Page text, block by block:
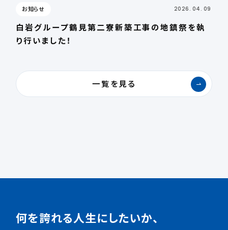
お知らせ 2026. 04. 09
白岩グループ鶴見第二寮新築工事の地鎮祭を執
り行いました！
一覧を見る
何を誇れる人生にしたいか、